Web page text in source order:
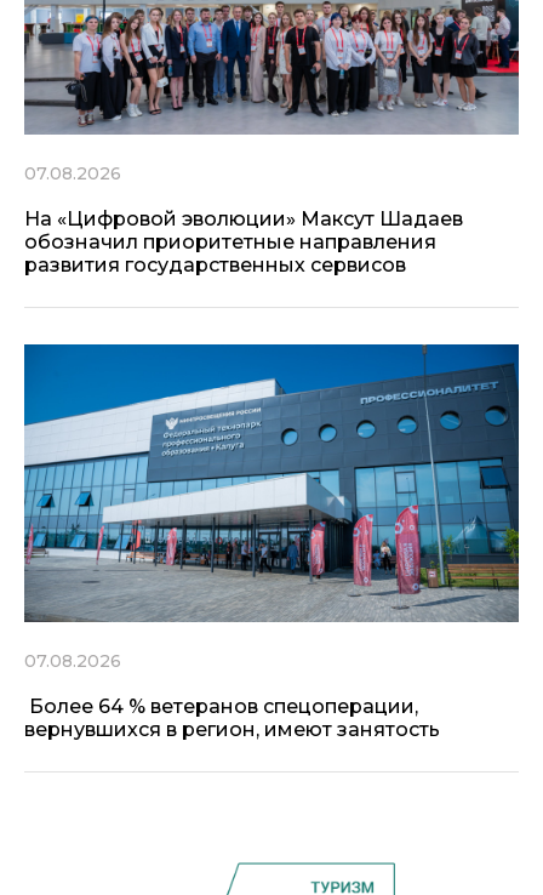
07.08.2026
На «Цифровой эволюции» Максут Шадаев
обозначил приоритетные направления
развития государственных сервисов
07.08.2026
Более 64 % ветеранов спецоперации,
вернувшихся в регион, имеют занятость